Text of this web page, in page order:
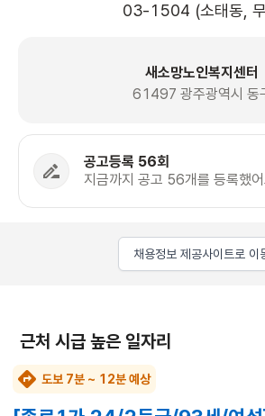
03-1504 (소태동,
새소망노인복지센터
61497 광주광역시 동
공고등록 56회
지금까지 공고 56개를 등록했
채용정보 제공사이트로 이
근처 시급 높은 일자리
도보 7분 ~ 12분 예상